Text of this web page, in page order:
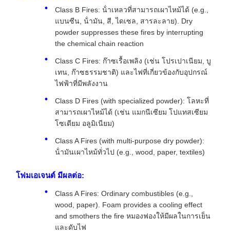
Class B Fires: น้ําเหลวที่สามารถเผาไหม้ได้ (e.g.,
แบนซีน, น้ํามัน, สี, ไดเซล, สารละลาย). Dry
powder suppresses these fires by interrupting
the chemical chain reaction
Class C Fires: ก๊าซเรื้อเพลิง (เช่น โปรเปาเนียม, บู
เทน, ก๊าซธรรมชาติ) และไฟที่เกี่ยวข้องกับอุปกรณ์
ไฟฟ้าที่มีพลังงาน
Class D Fires (with specialized powder): โลหะที่
สามารถเผาไหม้ได้ (เช่น แมกนีเซียม โปแทสเซียม
โซเดียม อลูมิเนียม)
Class A Fires (with multi-purpose dry powder):
น้ํามันเผาไหม้ทั่วไป (e.g., wood, paper, textiles)
โฟมเอเจนต์ มีผลต่อ:
Class A Fires: Ordinary combustibles (e.g.,
wood, paper). Foam provides a cooling effect
and smothers the fire หมองฟองให้มีผลในการเย็น
และดับไฟ